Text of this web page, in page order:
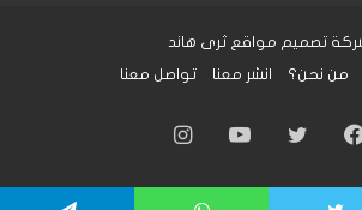
تصميم مواقع ثرى هاند
من نحن؟ انشر معنا تواصل معنا
فيسبوكتويتر يوتيوبانستقرام